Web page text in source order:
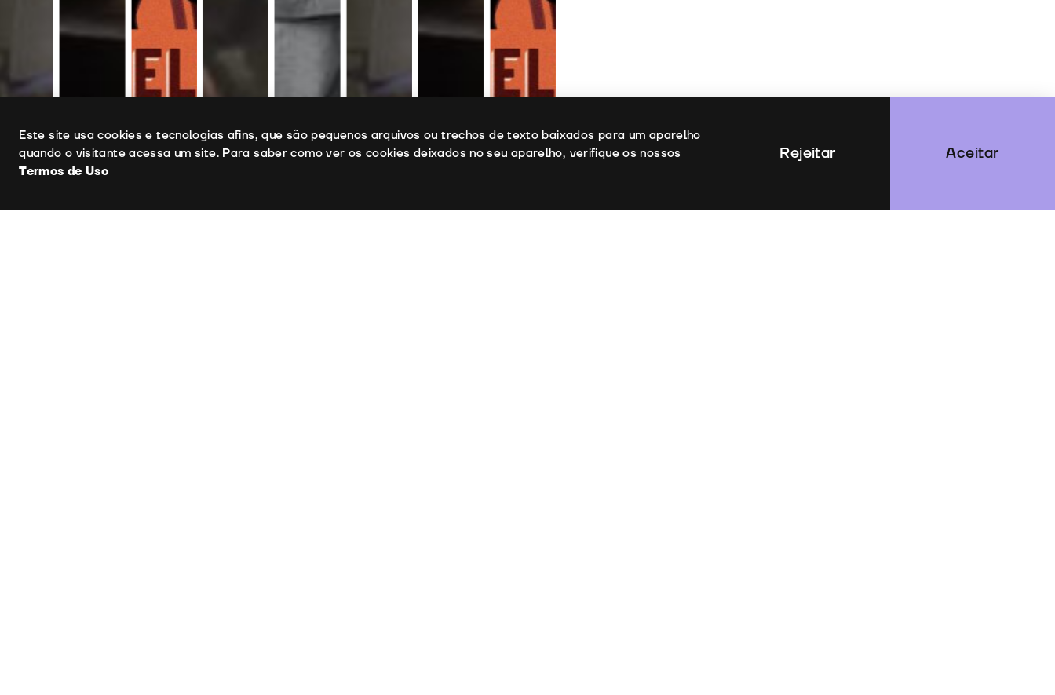
Uso de cookies
Este site usa cookies e tecnologias afins, que são pequenos arquivos ou trechos de texto baixados para um aparelho
quando o visitante acessa um site. Para saber como ver os cookies deixados no seu aparelho, verifique os nossos
Termos de Uso
Aceitar
Rejeitar